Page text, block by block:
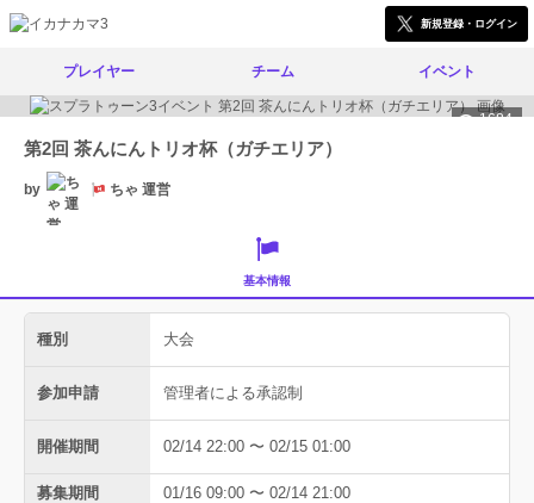
新規登録・ログイン
プレイヤー チーム イベント
1684
第2回 茶んにんトリオ杯（ガチエリア）
by ちゃ 運営
基本情報
種別 大会
参加申請 管理者による承認制
開催期間 02/14 22:00 〜 02/15 01:00
募集期間 01/16 09:00 〜 02/14 21:00